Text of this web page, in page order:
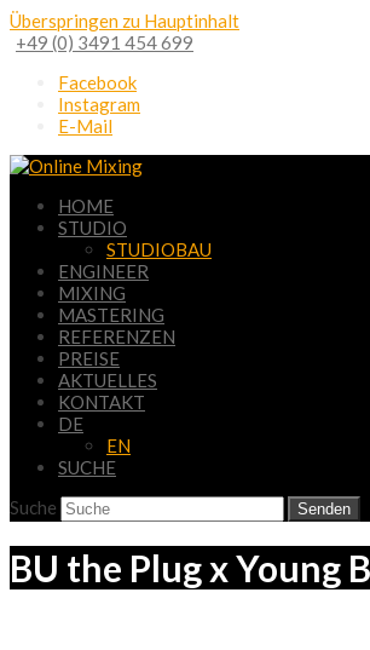
Überspringen zu Hauptinhalt
+49 (0) 3491 454 699
Facebook
Instagram
E-Mail
HOME
STUDIO
STUDIOBAU
ENGINEER
MIXING
MASTERING
REFERENZEN
PREISE
AKTUELLES
KONTAKT
DE
EN
SUCHE
Suche
Senden
BU the Plug x Young